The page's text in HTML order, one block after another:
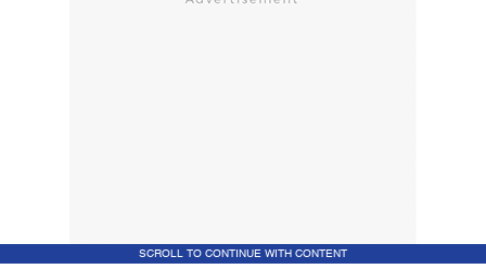
SCROLL TO CONTINUE WITH CONTENT